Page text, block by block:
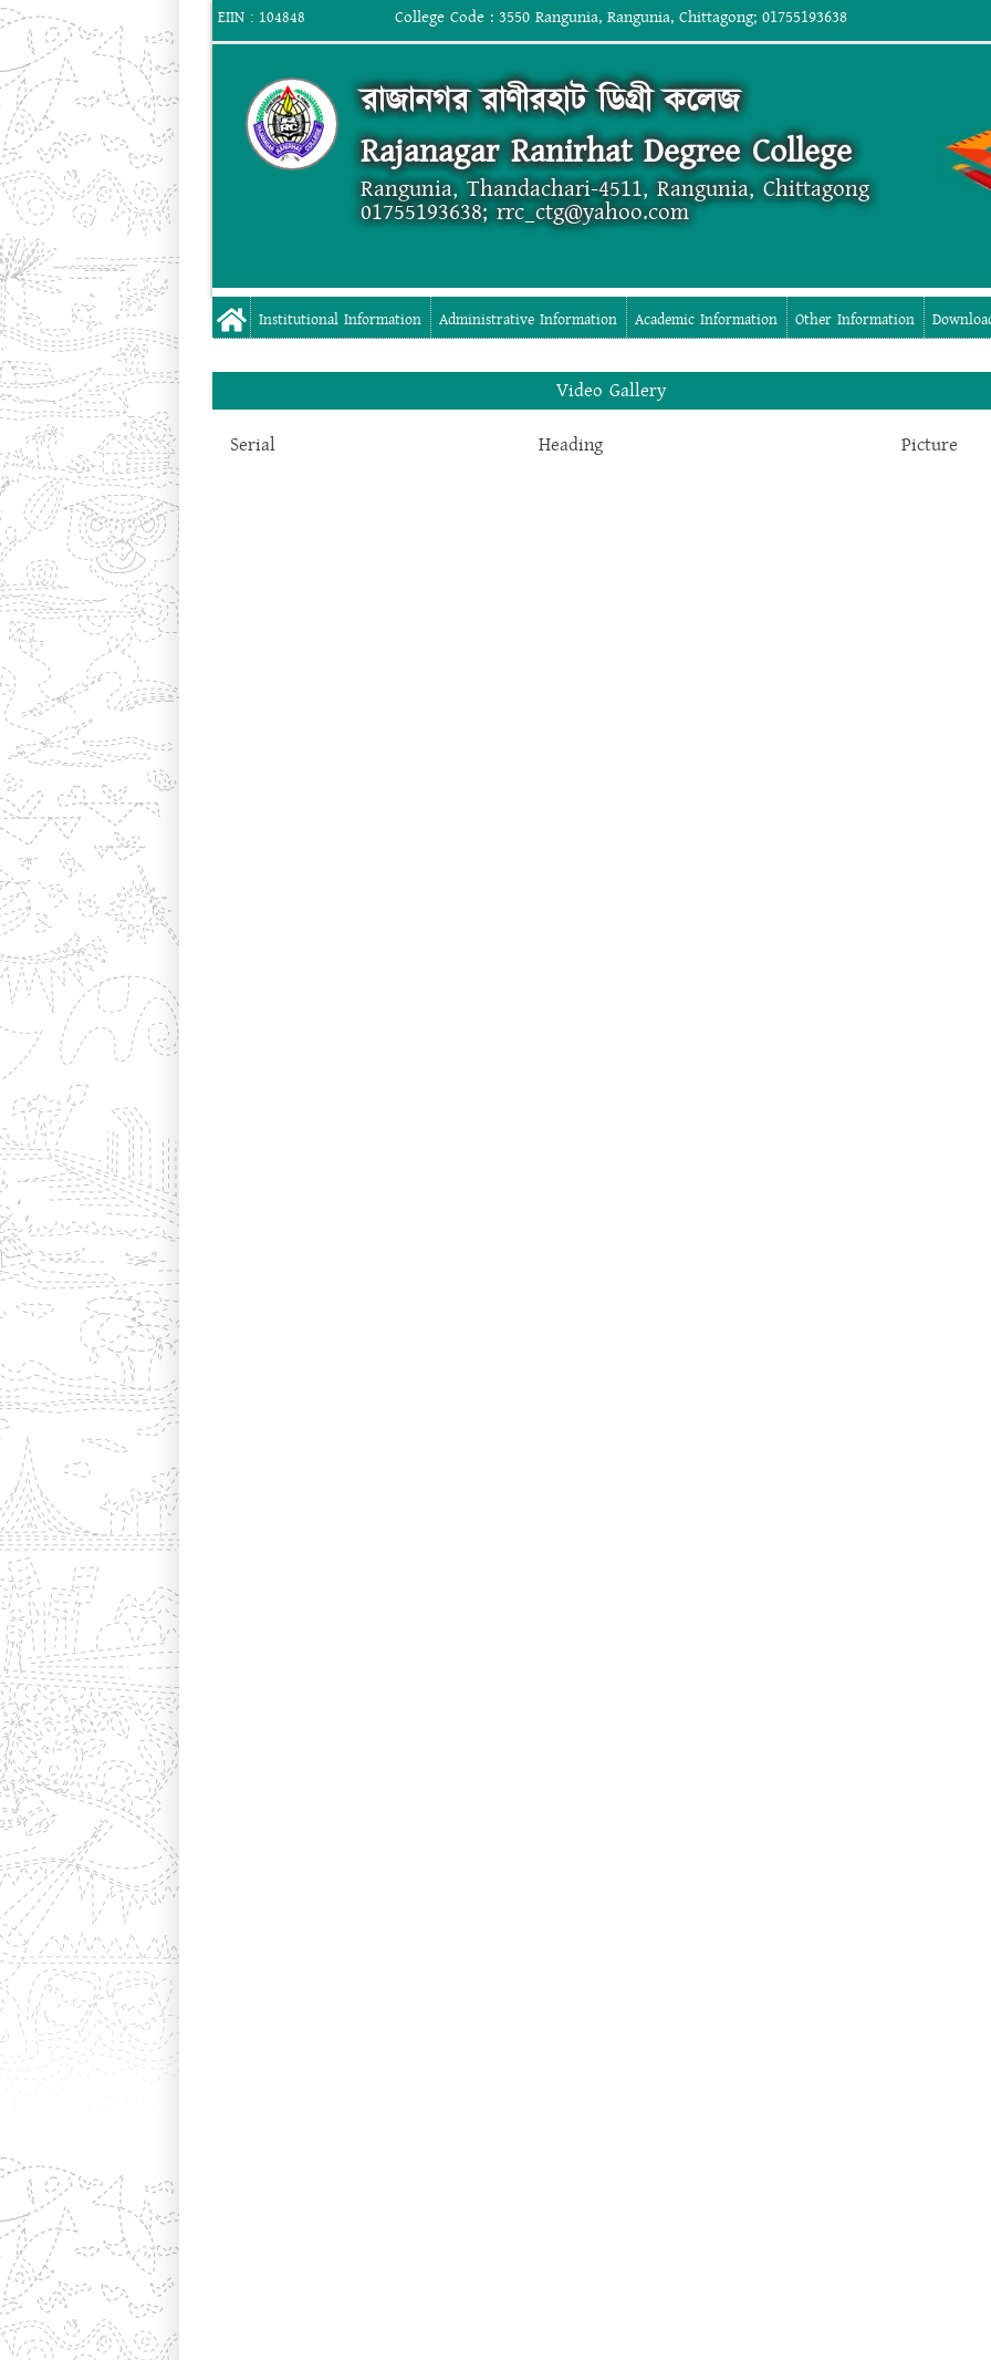
EIIN : 104848 College Code : 3550 Rangunia, Rangunia, Chittagong; 01755193638
রাজানগর রাণীরহাট ডিগ্রী কলেজ
Rajanagar Ranirhat Degree College
Rangunia, Thandachari-4511, Rangunia, Chittagong
01755193638; rrc_ctg@yahoo.com
Institutional Information Administrative Information Academic Information Other Information
Video Gallery
Serial Heading Picture